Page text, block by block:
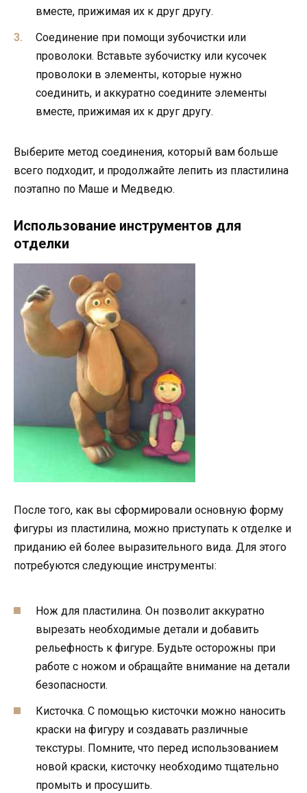
вместе, прижимая их к друг другу.
Соединение при помощи зубочистки или
проволоки. Вставьте зубочистку или кусочек
проволоки в элементы, которые нужно
соединить, и аккуратно соедините элементы
вместе, прижимая их к друг другу.
Выберите метод соединения, который вам больше
всего подходит, и продолжайте лепить из пластилина
поэтапно по Маше и Медведю.
Использование инструментов для
отделки
После того, как вы сформировали основную форму
фигуры из пластилина, можно приступать к отделке и
приданию ей более выразительного вида. Для этого
потребуются следующие инструменты:
Нож для пластилина. Он позволит аккуратно
вырезать необходимые детали и добавить
рельефность к фигуре. Будьте осторожны при
работе с ножом и обращайте внимание на детали
безопасности.
Кисточка. С помощью кисточки можно наносить
краски на фигуру и создавать различные
текстуры. Помните, что перед использованием
новой краски, кисточку необходимо тщательно
промыть и просушить.